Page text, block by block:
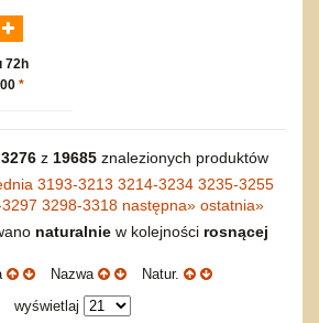
72h
*
3276z 19685znalezionych produktów
3193-3213 3214-3234 3235-3255
3298-3318 następna» ostatnia»
naturalniew kolejności rosnącej
Nazwa
Natur.
wyświetlaj